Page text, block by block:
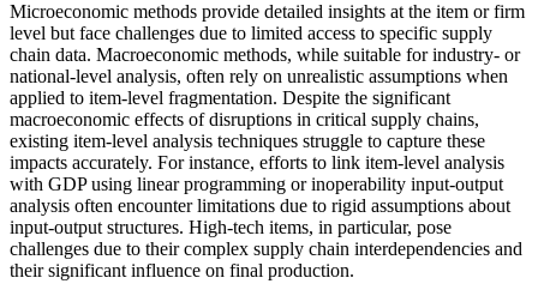
Microeconomic methods provide detailed insights at the item or firm
level but face challenges due to limited access to specific supply
chain data. Macroeconomic methods, while suitable for industry- or
national-level analysis, often rely on unrealistic assumptions when
applied to item-level fragmentation. Despite the significant
macroeconomic effects of disruptions in critical supply chains,
existing item-level analysis techniques struggle to capture these
impacts accurately. For instance, efforts to link item-level analysis
with GDP using linear programming or inoperability input-output
analysis often encounter limitations due to rigid assumptions about
input-output structures. High-tech items, in particular, pose
challenges due to their complex supply chain interdependencies and
their significant influence on final production.